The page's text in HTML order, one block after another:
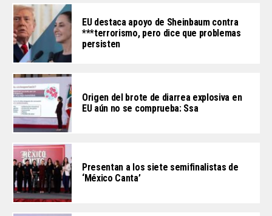
EU destaca apoyo de Sheinbaum contra
***terrorismo, pero dice que problemas
persisten
Origen del brote de diarrea explosiva en
EU aún no se comprueba: Ssa
Presentan a los siete semifinalistas de
‘México Canta’